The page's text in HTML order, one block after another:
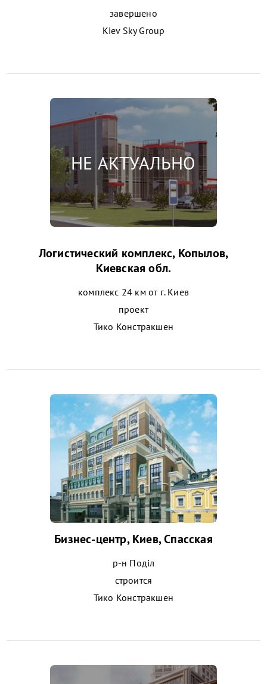
завершено
Kiev Sky Group
Логистический комплекс, Копылов,
Киевская обл.
комплекс 24 км от г. Киев
проект
Тико Констракшен
Бизнес-центр, Киев, Спасская
р-н Поділ
строится
Тико Констракшен